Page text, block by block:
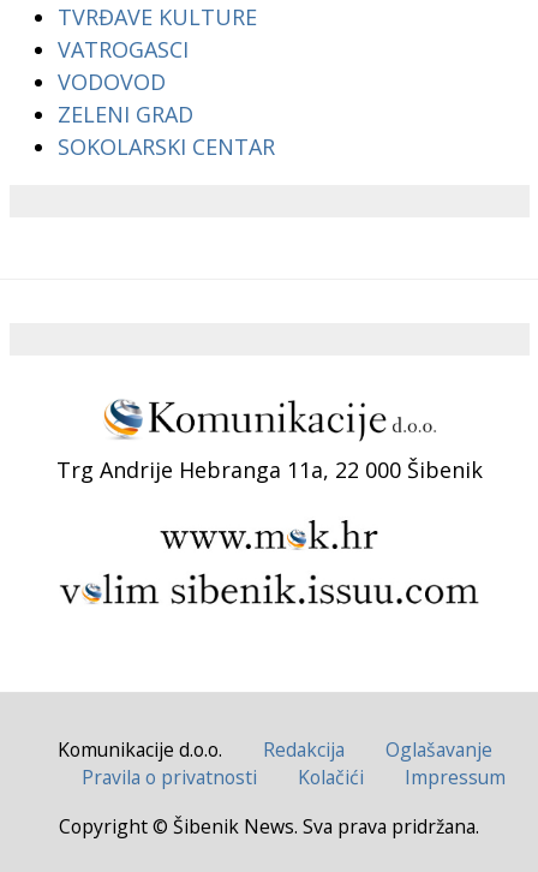
TVRĐAVE KULTURE
VATROGASCI
VODOVOD
ZELENI GRAD
SOKOLARSKI CENTAR
Trg Andrije Hebranga 11a, 22 000 Šibenik
Komunikacije d.o.o. Redakcija
Oglašavanje
Pravila o privatnosti
Kolačići
Impressum
Copyright © Šibenik News. Sva prava pridržana.